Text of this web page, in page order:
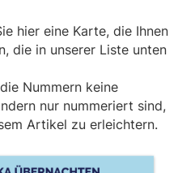
hier eine Karte, die Ihnen
die in unserer Liste unten
Nummern keine
nur nummeriert sind,
Artikel zu erleichtern.